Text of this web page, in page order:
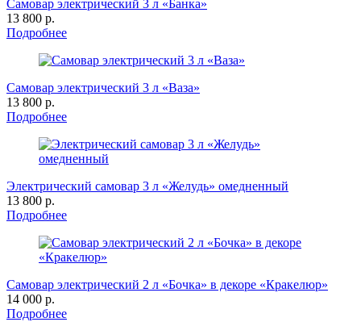
Самовар электрический 3 л «Банка»
13 800 р.
Подробнее
Самовар электрический 3 л «Ваза»
13 800 р.
Подробнее
Электрический самовар 3 л «Желудь» омедненный
13 800 р.
Подробнее
Самовар электрический 2 л «Бочка» в декоре «Кракелюр»
14 000 р.
Подробнее